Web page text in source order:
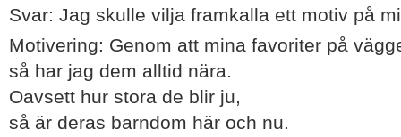
Svar: Jag skulle vilja framkalla ett motiv på
Motivering: Genom att mina favoriter på
så har jag dem alltid nära.
Oavsett hur stora de blir ju,
så är deras barndom här och nu.